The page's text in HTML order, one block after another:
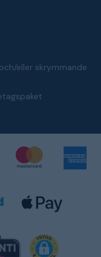
eller skrymmande